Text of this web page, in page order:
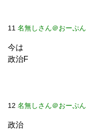
11 名無しさん＠おーぷん
今は
政治F
12 名無しさん＠おーぷん
政治